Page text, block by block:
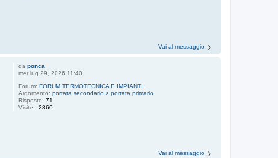
Vai al messaggio
daponca
mer lug 29, 2026 11:40
Forum:FORUM TERMOTECNICA E IMPIANTI
Argomento:portata secondario > portata primario
Risposte:71
Visite :2860
Vai al messaggio